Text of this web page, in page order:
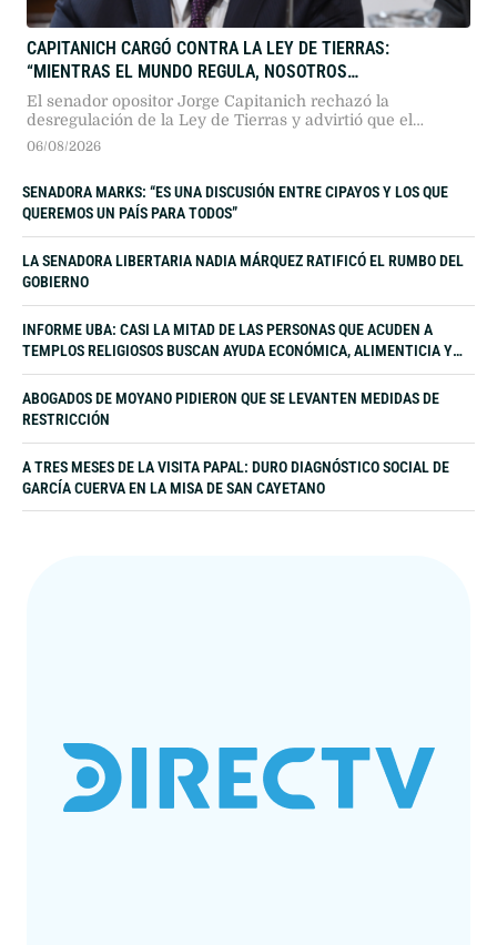
CAPITANICH CARGÓ CONTRA LA LEY DE TIERRAS:
“MIENTRAS EL MUNDO REGULA, NOSOTROS
DESREGULAMOS”
El senador opositor Jorge Capitanich rechazó la
desregulación de la Ley de Tierras y advirtió que el
paquete oficialista atenta contra la soberanía nacional,
06/08/2026
SENADORA MARKS: “ES UNA DISCUSIÓN ENTRE CIPAYOS Y LOS QUE
QUEREMOS UN PAÍS PARA TODOS”
LA SENADORA LIBERTARIA NADIA MÁRQUEZ RATIFICÓ EL RUMBO DEL
GOBIERNO
INFORME UBA: CASI LA MITAD DE LAS PERSONAS QUE ACUDEN A
TEMPLOS RELIGIOSOS BUSCAN AYUDA ECONÓMICA, ALIMENTICIA Y
LABORAL
ABOGADOS DE MOYANO PIDIERON QUE SE LEVANTEN MEDIDAS DE
RESTRICCIÓN
A TRES MESES DE LA VISITA PAPAL: DURO DIAGNÓSTICO SOCIAL DE
GARCÍA CUERVA EN LA MISA DE SAN CAYETANO